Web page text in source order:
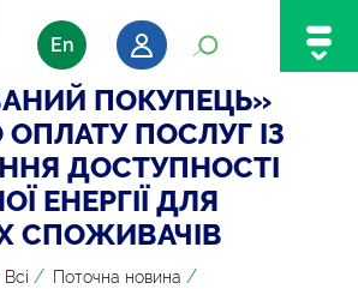
En
ПОКУПЕЦЬ»
ОПЛАТУ ПОСЛУГ ІЗ
ДОСТУПНОСТІ
ЕНЕРГІЇ ДЛЯ
СПОЖИВАЧІВ
Всі / Поточна новина /